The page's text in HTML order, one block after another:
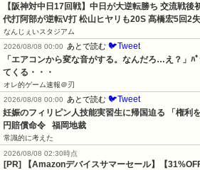
【阪神対中日17回戦】中日が大逆転勝ち 交流戦
代打阿部が逆転V打 松山ヒヤリも20S 髙橋宏5回2
なんじぇいスタジアム
2026/08/08 00:00
あとで読む 🐦Tweet
「エアコンから変な音がする。なんだろ…え？」
てくる・・・
オレ的ゲーム速報＠刃
2026/08/08 00:00
あとで読む 🐦Tweet
妊娠のフィリピン人技能実習生に帰国迫る 「権利
円賠償命令   福岡地裁
常識的に考えた
2026/08/08 02:30時点
[PR] 【Amazonデバイスサマーセール】【